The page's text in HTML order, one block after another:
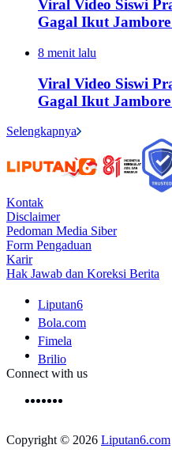
Viral Video Siswi
Gagal Ikut
8 menit lalu
Viral Video Siswi
Gagal Ikut
Selengkapnya
Kontak
Disclaimer
Pedoman Media Siber
Form Pengaduan
Karir
Hak Jawab dan Koreksi Berita
Liputan6
Bola.com
Fimela
Brilio
Connect with us
Copyright © 2026 Liputan6.com